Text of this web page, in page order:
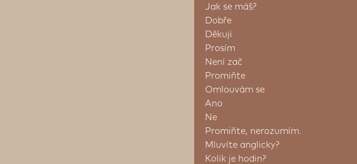
Jak se máš?
Dobře
Děkuji
Prosím
Není zač
Promiňte
Omlouvám se
Ano
Ne
Promiňte, nerozumím.
Mluvíte anglicky?
Kolik je hodin?